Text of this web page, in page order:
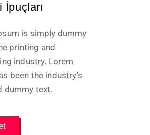
İpuçları
is simply dummy
printing and
industry. Lorem
been the industry's
dummy text.